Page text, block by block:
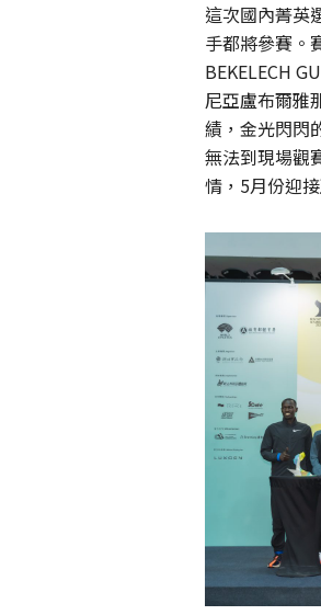
這次國內菁英
手都將參賽。
BEKELECH
尼亞盧布爾雅
績，金光閃閃
無法到現場觀
情，5月份迎